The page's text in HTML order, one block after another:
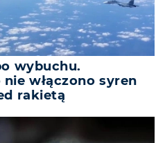
wybuchu.
włączono syren
rakietą